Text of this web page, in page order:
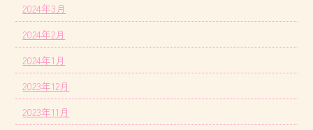
2024年3月
2024年2月
2024年1月
2023年12月
2023年11月